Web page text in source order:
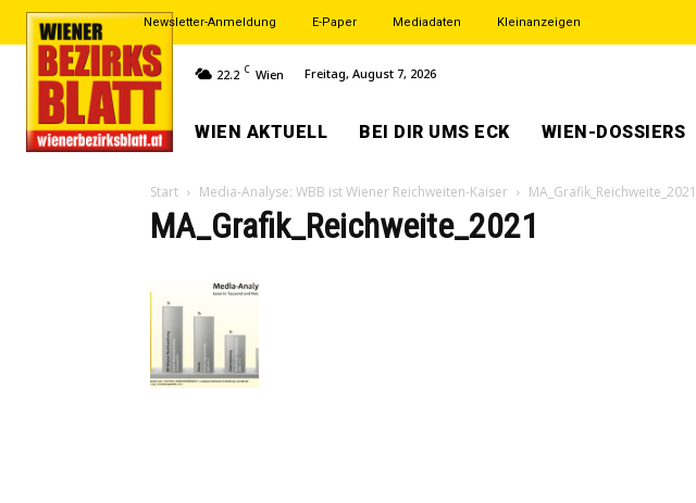
Newsletter-Anmeldung E-Paper Mediadaten Kleinanzeigen
22.2 C Wien Freitag, August 7, 2026
WIEN AKTUELL BEI DIR UMS ECK WIEN-DOSSIERS
Start Media-Analyse: WBB ist Wiener Reichweiten-Kaiser MA_Grafik_Reichweite_2021
MA_Grafik_Reichweite_2021